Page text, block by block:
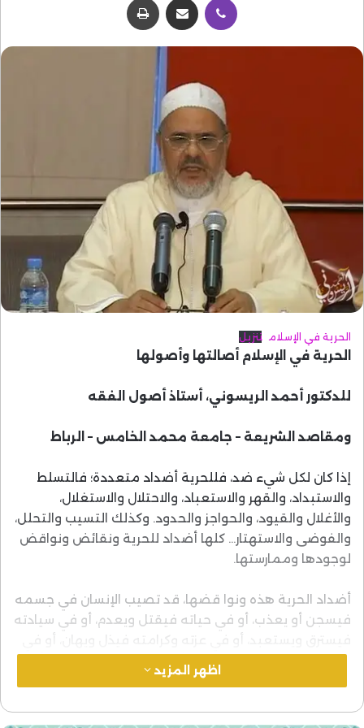
الحرية في الإسلام تنزيل
الحرية في الإسلام أصالتها وأصولها
للدكتور أحمد الريسوني، أستاذ أصول الفقه
ومقاصد الشريعة – جامعة محمد الخامس – الرباط
إذا كان لكل شيء ضد، فللحرية أضداد متعددة؛ فالتسلط
والاستبداد، والقهر والاستعباد، والاحتلال والاستغلال،
والأغلال والقيود، والحواجز والحدود. وكذلك التسيب والتحلل،
والفوضى والاستهتار… كلها أضداد للحرية ونقائض ونواقض
لوجودها وممارستها.
أضداد الحرية هذه ونوا قضها، قد تصيب الإنسان في جسمه
فيسجن أو يعذب، أو في حياته فيقتل ويعدم، أو في سيادته
فيسترق ويستعبد، أو في عزته وكرامته فيذل ويهان، أو في
رزقه وماله فيمنع من كسبه أو من حرية التصرف فيه، أو
في حرية القول والتعبير، فيمنع من الكلام، أو يعاقب إذا
اظهر المزيد